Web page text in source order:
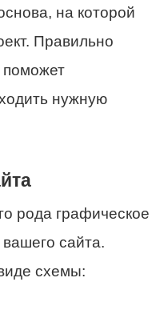
на которой
Правильно
поможет
нужную
рода графическое
сайта.
схемы: